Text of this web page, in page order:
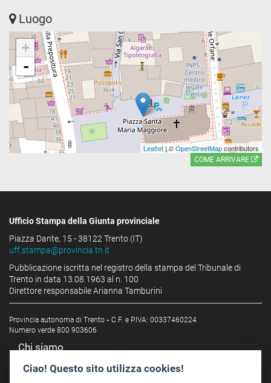
Luogo
+
-
Leaflet| ©OpenStreetMapcontributors
COME ARRIVARE
Ufficio Stampa della Giunta provinciale
Piazza Dante, 15 - 38122 Trento (IT)
uff.stampa@provincia.tn.it
Pubblicazione iscritta nel registro della stampa del Tribunale di
Trento in data 13.08.1963 al n. 100
Direttore responsabile Arianna Tamburini
Provincia autonoma di Trento - C.F. e P.IVA: 00337460224
Numero verde 800 903606
Chi siamo
Redazione
Ciao! Questo sito utilizza cookies!